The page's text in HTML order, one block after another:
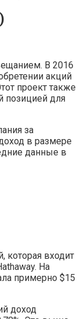
В 2016
акций
проект также
позицией для
за
в размере
данные в
которая входит
На
примерно $15
доход